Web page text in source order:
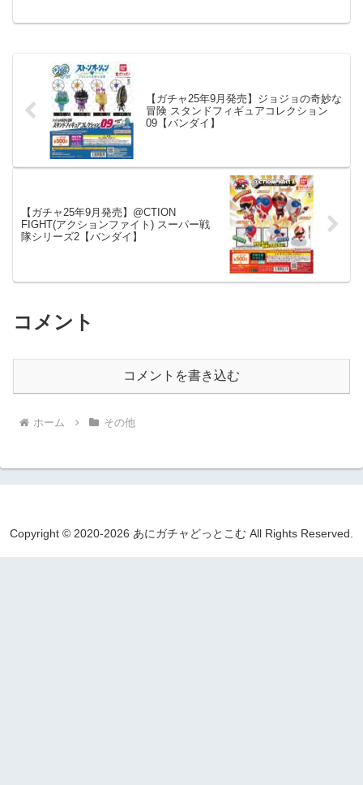
【ガチャ25年9月発売】ジョジョの奇妙な
冒険 スタンドフィギュアコレクション
09【バンダイ】
【ガチャ25年9月発売】@CTION
FIGHT(アクションファイト) スーパー戦
隊シリーズ2【バンダイ】
コメント
コメントを書き込む
ホーム その他
Copyright © 2020-2026 あにガチャどっとこむ All Rights Reserved.